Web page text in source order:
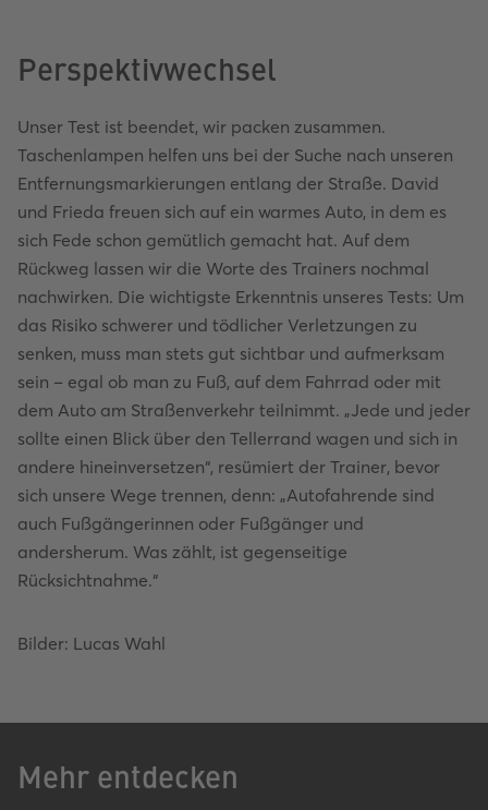
Perspektivwechsel
Unser Test ist beendet, wir packen zusammen.
Taschenlampen helfen uns bei der Suche nach unseren
Entfernungsmarkierungen entlang der Straße. David
und Frieda freuen sich auf ein warmes Auto, in dem es
sich Fede schon gemütlich gemacht hat. Auf dem
Rückweg lassen wir die Worte des Trainers nochmal
nachwirken. Die wichtigste Erkenntnis unseres Tests: Um
das Risiko schwerer und tödlicher Verletzungen zu
senken, muss man stets gut sichtbar und aufmerksam
sein – egal ob man zu Fuß, auf dem Fahrrad oder mit
dem Auto am Straßenverkehr teilnimmt. „Jede und jeder
sollte einen Blick über den Tellerrand wagen und sich in
andere hineinversetzen“, resümiert der Trainer, bevor
sich unsere Wege trennen, denn: „Autofahrende sind
auch Fußgängerinnen oder Fußgänger und
andersherum. Was zählt, ist gegenseitige
Rücksichtnahme.“
Bilder: Lucas Wahl
Mehr entdecken